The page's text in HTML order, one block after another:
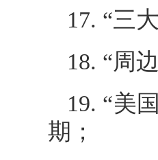
17. “三
18. “周
19. “美
期；